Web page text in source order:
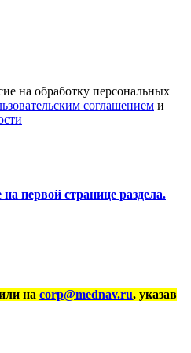
на обработку персональных
соглашением и
первой странице раздела.
на corp@mednav.ru, указав